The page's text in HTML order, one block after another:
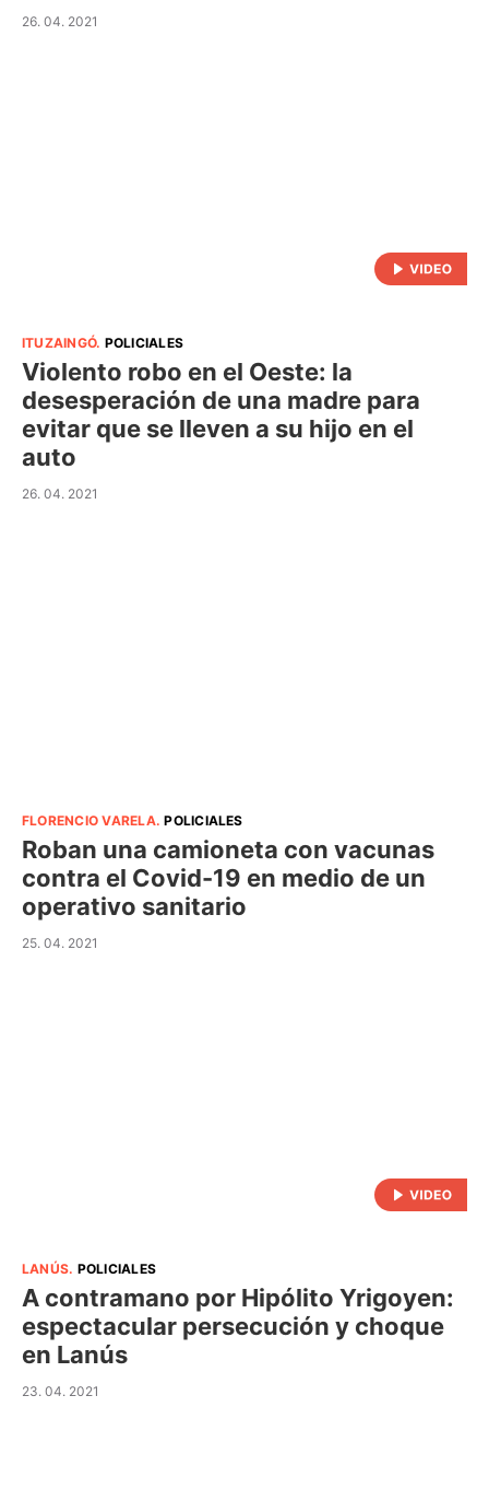
26. 04. 2021
ITUZAINGÓ. POLICIALES
Violento robo en el Oeste: la
desesperación de una madre para
evitar que se lleven a su hijo en el
auto
26. 04. 2021
FLORENCIO VARELA.POLICIALES
Roban una camioneta con vacunas
contra el Covid-19 en medio de un
operativo sanitario
25. 04. 2021
LANÚS. POLICIALES
A contramano por Hipólito Yrigoyen:
espectacular persecución y choque
en Lanús
23. 04. 2021